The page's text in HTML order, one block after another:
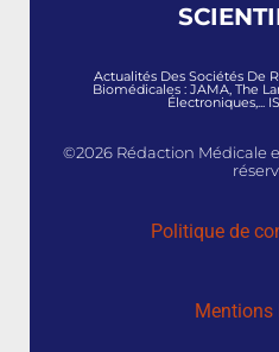
Actualités Des Sociétés De
Biomédicales : JAMA, The
Électroniques,...
©2026 Rédaction Médicale
Politique de
Mentions